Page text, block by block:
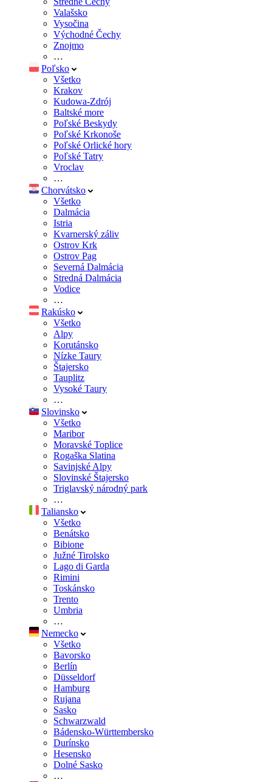
Valašsko
Vysočina
Východné Čechy
Znojmo
…
Poľsko
Všetko
Krakov
Kudowa-Zdrój
Baltské more
Poľské Beskydy
Poľské Krkonoše
Poľské Orlické hory
Poľské Tatry
Vroclav
…
Chorvátsko
Všetko
Dalmácia
Istria
Kvarnerský záliv
Ostrov Krk
Ostrov Pag
Severná Dalmácia
Stredná Dalmácia
Vodice
…
Rakúsko
Všetko
Alpy
Korutánsko
Nízke Taury
Štajersko
Tauplitz
Vysoké Taury
…
Slovinsko
Všetko
Maribor
Moravské Toplice
Rogaška Slatina
Savinjské Alpy
Slovinské Štajersko
Triglavský národný park
…
Taliansko
Všetko
Benátsko
Bibione
Južné Tirolsko
Lago di Garda
Rimini
Toskánsko
Trento
Umbria
…
Nemecko
Všetko
Bavorsko
Berlín
Düsseldorf
Hamburg
Rujana
Sasko
Schwarzwald
Bádensko-Württembersko
Durínsko
Hesensko
Dolné Sasko
…